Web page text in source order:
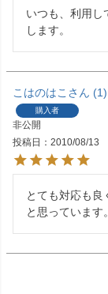
いつも、利用し
します。
こはのはこ 1
購入者
非公開
投稿日
2010/08/13
とても対応も良
と思っています。